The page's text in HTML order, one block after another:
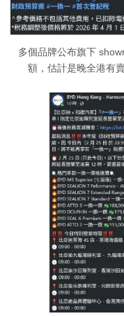
多個品牌公布旗下
額，估計是晚全港有